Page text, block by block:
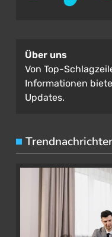
Über uns
Von Top-
Informationen
Updates.